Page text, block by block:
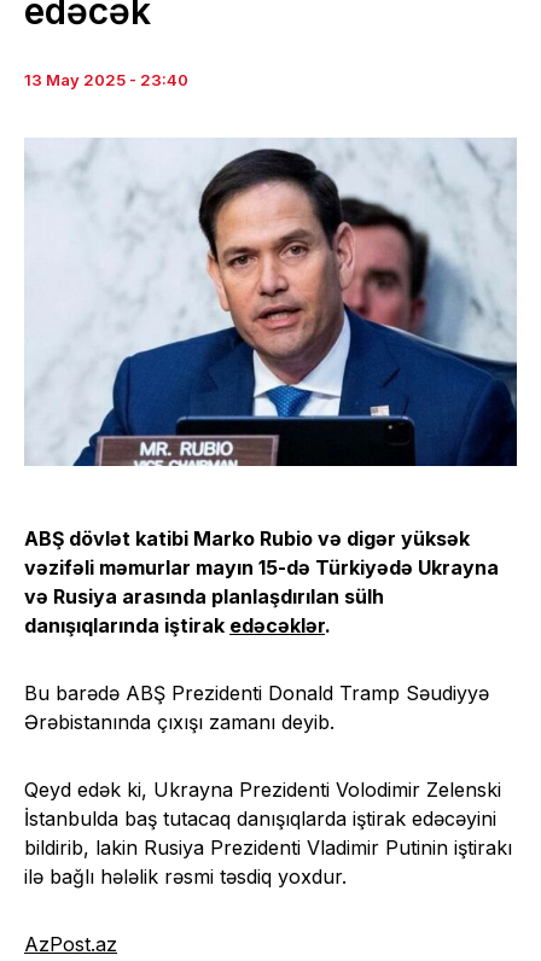
edəcək
13 May 2025 - 23:40
ABŞ dövlət katibi Marko Rubio və digər yüksək
vəzifəli məmurlar mayın 15-də Türkiyədə Ukrayna
və Rusiya arasında planlaşdırılan sülh
danışıqlarında iştirak edəcəklər.
Bu barədə ABŞ Prezidenti Donald Tramp Səudiyyə
Ərəbistanında çıxışı zamanı deyib.
Qeyd edək ki, Ukrayna Prezidenti Volodimir Zelenski
İstanbulda baş tutacaq danışıqlarda iştirak edəcəyini
bildirib, lakin Rusiya Prezidenti Vladimir Putinin iştirakı
ilə bağlı hələlik rəsmi təsdiq yoxdur.
AzPost.az